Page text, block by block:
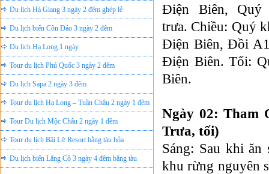
ghép lẻ
Du lịch Hà Giang 3 ngày 2 đêm ghép lẻ
Du lịch biển Côn Đảo 3 ngày 2 đêm
Du lịch Hạ Long 1 ngày
Tour du lịch Phú Quốc 3 ngày 2 đêm
Du lịch Sapa 2 ngày 3 đêm
Tour du lịch Hạ Long – Tuần Châu 2 ngày 1 đêm
Tour Du lịch Mộc Châu 2 ngày 1 đêm
Tour du lịch Bãi Lữ Resort bằng tàu hỏa
Du lịch biển Lăng Cô 3 ngày 4 đêm bằng tàu
Điện Biên, Quý
trưa. Chiều: Quý
Điện Biên, Đồi
Điện Biên. Tối:
Biên.
Ngày 02: Tham
Trưa, tối)
Sáng: Sau khi
khu rừng nguyên